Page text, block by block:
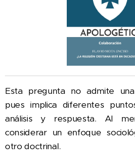
Esta pregunta no admite
pues implica diferentes
análisis y respuesta. Al
considerar un enfoque
otro doctrinal.